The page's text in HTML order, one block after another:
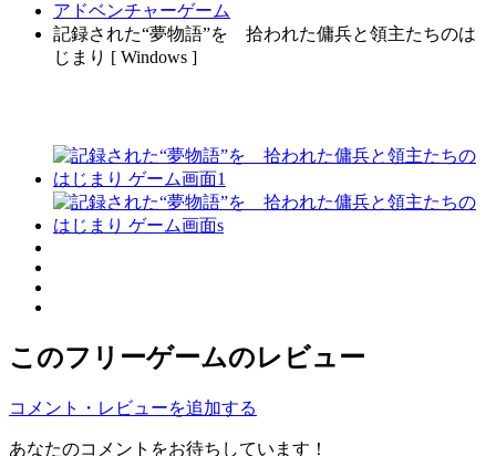
アドベンチャーゲーム
記録された“夢物語”を 拾われた傭兵と領主たちのは
じまり [ Windows ]
このフリーゲームのレビュー
コメント・レビューを追加する
あなたのコメントをお待ちしています！